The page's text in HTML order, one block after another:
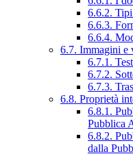
6.6.2.
6.6.3.
6.6.4.
6.7. Immagini e
6.7.1.
6.7.2.
6.7.3.
6.8. Proprietà
6.8.1.
Pubblica
6.8.2.
dalla